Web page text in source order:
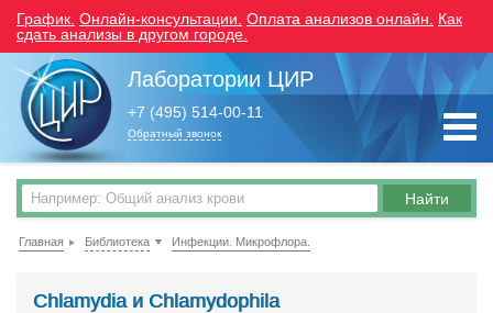
График. Онлайн-консультации. Оплата анализов онлайн.
Как
сдать анализы в другом городе.
Лаборатории ЦИР
+7 (495) 514-00-11
Обратный звонок
Главная Библиотека Инфекции. Микрофлора.
Chlamydia и Chlamydophila